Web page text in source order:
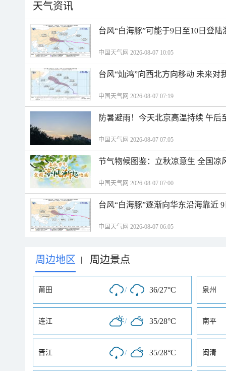
天气资讯
台风“白海豚”可能于9日至10日登陆
中国天气网 2026-08-07 10:05
台风“灿鸿”向西北方向移动 未来对
中国天气网 2026-08-07 07:19
防暑避雨！今天北京高温持续 午
中国天气网 2026-08-07 07:05
节气物候图鉴：立秋凉意生 全国凉
中国天气网 2026-08-07 07:00
台风“白海豚”逐渐向华东沿海靠近
中国天气网 2026-08-07 06:05
周边地区 | 周边景点
莆田 / 36/27°C 泉州
连江 / 35/28°C 南平
晋江 / 35/28°C 闽清